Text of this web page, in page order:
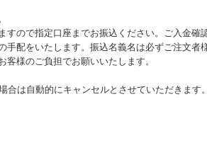
すので指定口座までお振込ください。ご入金確
手配をいたします。振込名義名は必ずご注文者
様のご負担でお願いいたします。
合は自動的にキャンセルとさせていただきます